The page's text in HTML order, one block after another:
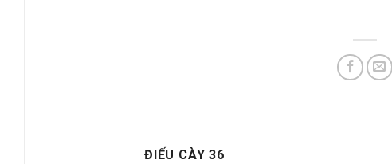
ĐIẾU CÀY 36